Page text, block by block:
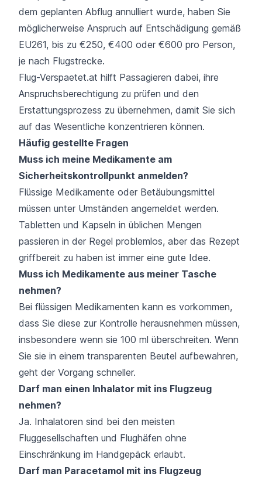
dem geplanten Abflug annulliert wurde, haben Sie
möglicherweise Anspruch auf Entschädigung gemäß
EU261, bis zu €250, €400 oder €600 pro Person,
je nach Flugstrecke.
Flug-Verspaetet.at hilft Passagieren dabei, ihre
Anspruchsberechtigung zu prüfen und den
Erstattungsprozess zu übernehmen, damit Sie sich
auf das Wesentliche konzentrieren können.
Häufig gestellte Fragen
Muss ich meine Medikamente am
Sicherheitskontrollpunkt anmelden?
Flüssige Medikamente oder Betäubungsmittel
müssen unter Umständen angemeldet werden.
Tabletten und Kapseln in üblichen Mengen
passieren in der Regel problemlos, aber das Rezept
griffbereit zu haben ist immer eine gute Idee.
Muss ich Medikamente aus meiner Tasche
nehmen?
Bei flüssigen Medikamenten kann es vorkommen,
dass Sie diese zur Kontrolle herausnehmen müssen,
insbesondere wenn sie 100 ml überschreiten. Wenn
Sie sie in einem transparenten Beutel aufbewahren,
geht der Vorgang schneller.
Darf man einen Inhalator mit ins Flugzeug
nehmen?
Ja. Inhalatoren sind bei den meisten
Fluggesellschaften und Flughäfen ohne
Einschränkung im Handgepäck erlaubt.
Darf man Paracetamol mit ins Flugzeug